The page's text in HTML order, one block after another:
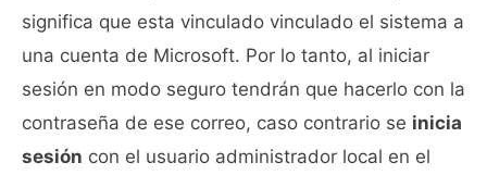
significa que esta vinculado vinculado el sistema a
una cuenta de Microsoft. Por lo tanto, al iniciar
sesión en modo seguro tendrán que hacerlo con la
contraseña de ese correo, caso contrario se inicia
sesión con el usuario administrador local en el